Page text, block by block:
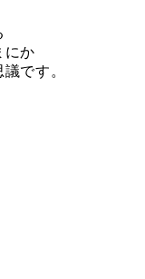
にか
です。